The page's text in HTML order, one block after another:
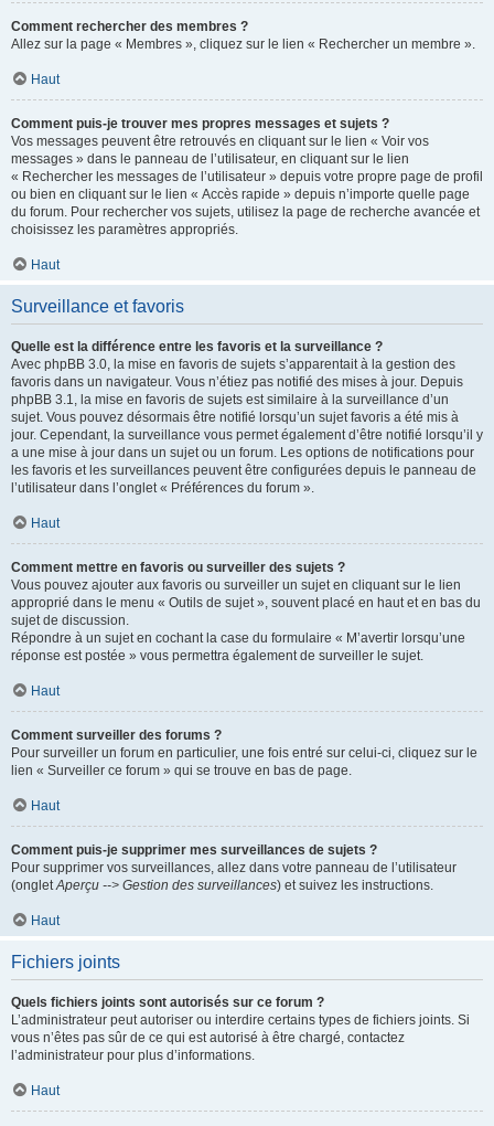
Comment rechercher des membres ?
Allez sur la page « Membres », cliquez sur le lien « Rechercher un membre ».
Haut
Comment puis-je trouver mes propres messages et sujets ?
Vos messages peuvent être retrouvés en cliquant sur le lien « Voir vos
messages » dans le panneau de l’utilisateur, en cliquant sur le lien
« Rechercher les messages de l’utilisateur » depuis votre propre page de profil
ou bien en cliquant sur le lien « Accès rapide » depuis n’importe quelle page
du forum. Pour rechercher vos sujets, utilisez la page de recherche avancée et
choisissez les paramètres appropriés.
Haut
Surveillance et favoris
Quelle est la différence entre les favoris et la surveillance ?
Avec phpBB 3.0, la mise en favoris de sujets s’apparentait à la gestion des
favoris dans un navigateur. Vous n’étiez pas notifié des mises à jour. Depuis
phpBB 3.1, la mise en favoris de sujets est similaire à la surveillance d’un
sujet. Vous pouvez désormais être notifié lorsqu’un sujet favoris a été mis à
jour. Cependant, la surveillance vous permet également d’être notifié lorsqu’il y
a une mise à jour dans un sujet ou un forum. Les options de notifications pour
les favoris et les surveillances peuvent être configurées depuis le panneau de
l’utilisateur dans l’onglet « Préférences du forum ».
Haut
Comment mettre en favoris ou surveiller des sujets ?
Vous pouvez ajouter aux favoris ou surveiller un sujet en cliquant sur le lien
approprié dans le menu « Outils de sujet », souvent placé en haut et en bas du
sujet de discussion.
Répondre à un sujet en cochant la case du formulaire « M’avertir lorsqu’une
réponse est postée » vous permettra également de surveiller le sujet.
Haut
Comment surveiller des forums ?
Pour surveiller un forum en particulier, une fois entré sur celui-ci, cliquez sur le
lien « Surveiller ce forum » qui se trouve en bas de page.
Haut
Comment puis-je supprimer mes surveillances de sujets ?
Pour supprimer vos surveillances, allez dans votre panneau de l’utilisateur
(ongletAperçu --> Gestion des surveillances) et suivez les instructions.
Haut
Fichiers joints
Quels fichiers joints sont autorisés sur ce forum ?
L’administrateur peut autoriser ou interdire certains types de fichiers joints. Si
vous n’êtes pas sûr de ce qui est autorisé à être chargé, contactez
l’administrateur pour plus d’informations.
Haut